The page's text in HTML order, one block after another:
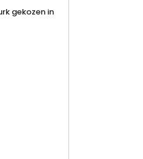
gekozen in